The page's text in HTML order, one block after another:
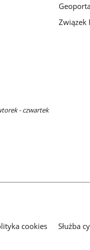
- czwartek
Związek
cookies Służba